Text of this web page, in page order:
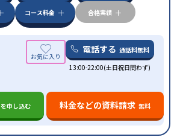
コース料金 合格実績
電話する 通話料無料
13:00-22:00(土日祝日問わず)
を申し込む 料金などの資料請求 無料